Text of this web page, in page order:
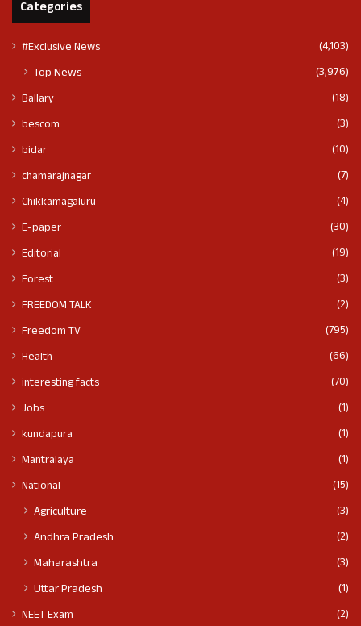
Categories
#Exclusive News (4,103)
Top News (3,976)
Ballary
(18)
bescom
(3)
bidar
(10)
chamarajnagar
(7)
Chikkamagaluru
(4)
E-paper
(30)
Editorial
(19)
Forest
(3)
FREEDOM TALK
(2)
Freedom TV
(795)
Health
(66)
interesting facts
(70)
Jobs
(1)
kundapura
(1)
Mantralaya
(1)
National
(15)
Agriculture
(3)
Andhra Pradesh
(2)
Maharashtra
(3)
Uttar Pradesh
(1)
NEET Exam
(2)